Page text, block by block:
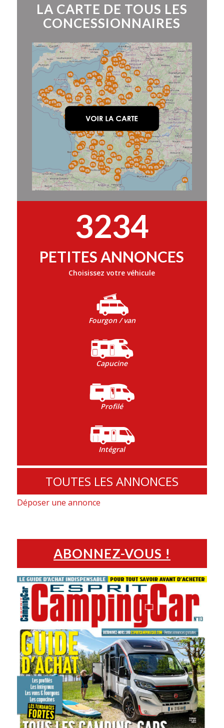
LA CARTE DE TOUS LES
CONCESSIONNAIRES
3234
PETITES ANNONCES
Choisissez votre véhicule
Fourgon / van
Capucine
Profilé
Intégral
TOUTES LES ANNONCES
Déposer une annonce
ABONNEZ-VOUS !